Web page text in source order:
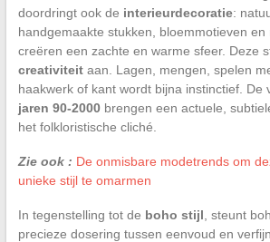
doordringt ook de interieurdecoratie:
handgemaakte stukken, bloemmotieven en
creëren een zachte en warme sfeer. Deze
creativiteitaan. Lagen, mengen, spelen
haakwerk of kant wordt bijna instinctief. De
jaren 90-2000brengen een actuele,
het folkloristische cliché.
Zie ook : De onmisbare modetrends om
unieke stijl te omarmen
In tegenstelling tot de boho stijl , steunt
precieze dosering tussen eenvoud en